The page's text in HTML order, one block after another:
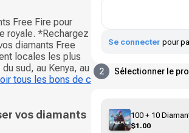
Free Fire pour
royale. *Rechargez
diamants Free
locales les plus
sud, au Kenya, au
tous les bons de c
vos diamants
Se connecter pour
2 Sélectionner le
100 + 10
$1.00